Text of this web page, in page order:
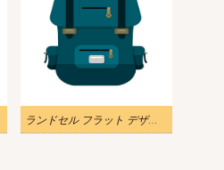
ランドセル フラット デザインのイラスト